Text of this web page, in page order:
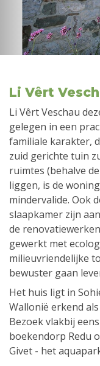
Li Vêrt
Li Vêrt Veschau
gelegen in een
familiale karakter,
zuid gerichte tuin
ruimtes (behalve
liggen, is de
mindervalide. Ook
slaapkamer zijn
de
gewerkt met
milieuvriendelijke
bewuster gaan
Het huis ligt in
Wallonië erkend
Bezoek vlakbij
boekendorp Redu
Givet - het